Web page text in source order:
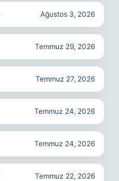
Ağustos 3, 2026
Temmuz 29, 2026
Temmuz 27, 2026
Temmuz 24, 2026
Temmuz 24, 2026
Temmuz 22, 2026